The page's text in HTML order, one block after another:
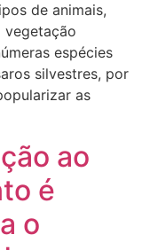
de animais,
vegetação
espécies
silvestres, por
as
ao
é
o